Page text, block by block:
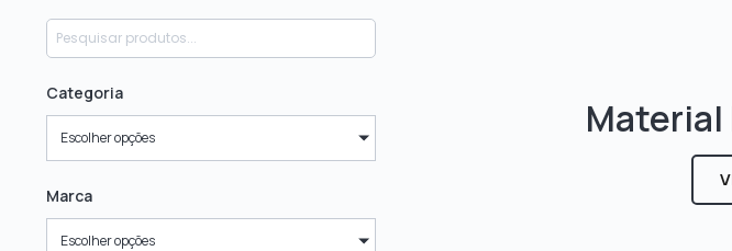
Categoria
Escolher opções
Marca
Escolher opções